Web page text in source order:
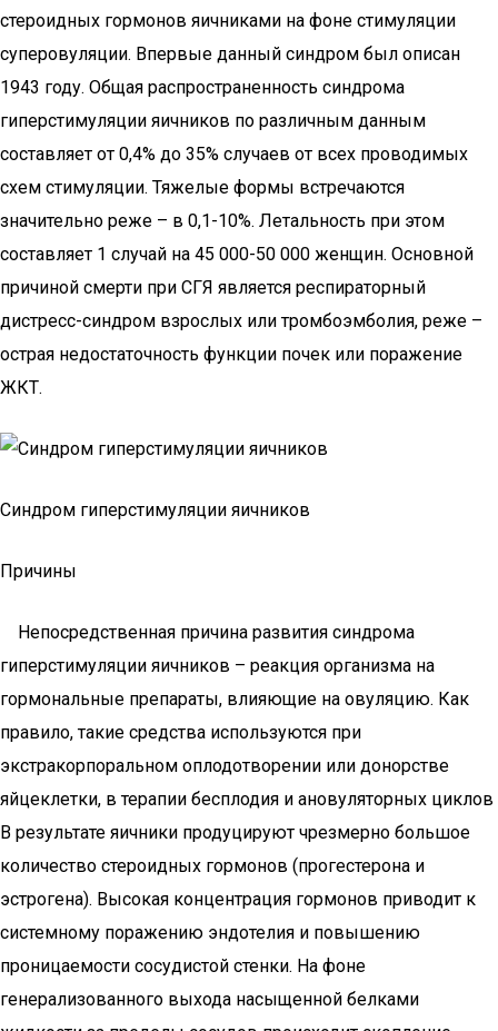
стероидных гормонов яичниками на фоне стимуляции
суперовуляции. Впервые данный синдром был описан
1943 году. Общая распространенность синдрома
гиперстимуляции яичников по различным данным
составляет от 0,4% до 35% случаев от всех проводимых
схем стимуляции. Тяжелые формы встречаются
значительно реже – в 0,1-10%. Летальность при этом
составляет 1 случай на 45 000-50 000 женщин. Основной
причиной смерти при СГЯ является респираторный
дистресс-синдром взрослых или тромбоэмболия, реже –
острая недостаточность функции почек или поражение
ЖКТ.
Синдром гиперстимуляции яичников
Причины
Непосредственная причина развития синдрома
гиперстимуляции яичников – реакция организма на
гормональные препараты, влияющие на овуляцию. Как
правило, такие средства используются при
экстракорпоральном оплодотворении или донорстве
яйцеклетки, в терапии бесплодия и ановуляторных циклов
В результате яичники продуцируют чрезмерно большое
количество стероидных гормонов (прогестерона и
эстрогена). Высокая концентрация гормонов приводит к
системному поражению эндотелия и повышению
проницаемости сосудистой стенки. На фоне
генерализованного выхода насыщенной белками